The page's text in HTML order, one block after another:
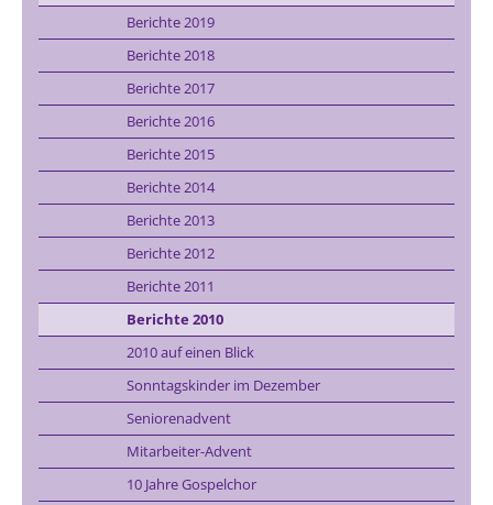
Berichte 2019
Berichte 2018
Berichte 2017
Berichte 2016
Berichte 2015
Berichte 2014
Berichte 2013
Berichte 2012
Berichte 2011
Berichte 2010
2010 auf einen Blick
Sonntagskinder im Dezember
Seniorenadvent
Mitarbeiter-Advent
10 Jahre Gospelchor